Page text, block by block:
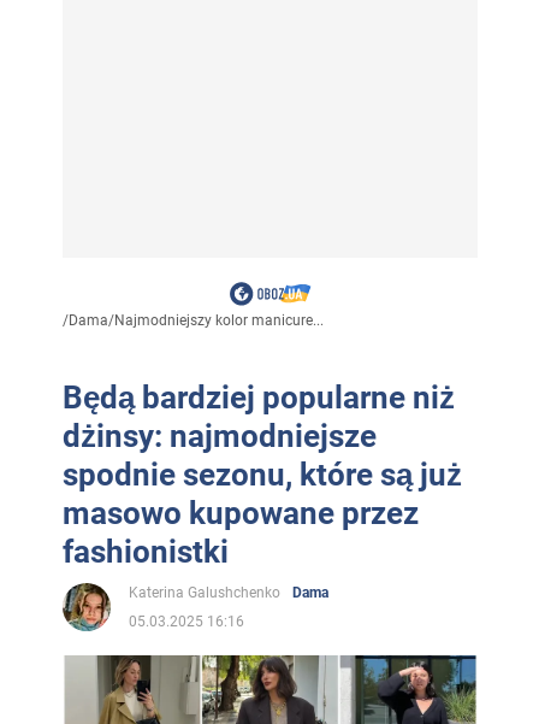
/Dama/Najmodniejszy kolor manicure...
Będą bardziej popularne niż
dżinsy: najmodniejsze
spodnie sezonu, które są już
masowo kupowane przez
fashionistki
Katerina Galushchenko
Dama
05.03.2025 16:16